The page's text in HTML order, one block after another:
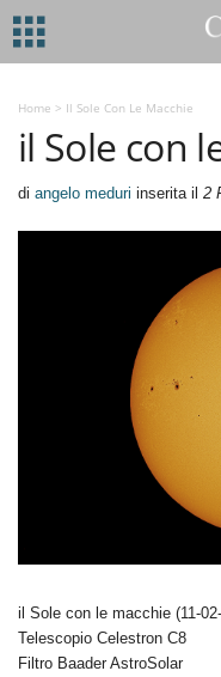
Home > Il Sole Con Le Macchie
il Sole con
di angelo meduri inserita il 2
il Sole con le macchie (11-
Telescopio Celestron C8
Filtro Baader AstroSolar